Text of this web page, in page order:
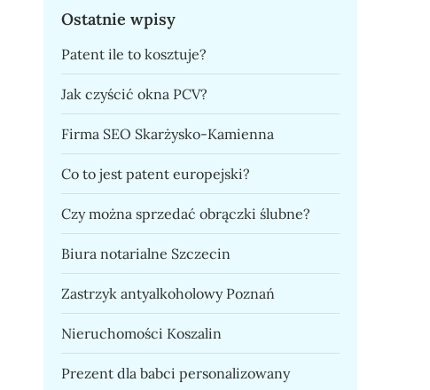
Ostatnie wpisy
Patent ile to kosztuje?
Jak czyścić okna PCV?
Firma SEO Skarżysko-Kamienna
Co to jest patent europejski?
Czy można sprzedać obrączki ślubne?
Biura notarialne Szczecin
Zastrzyk antyalkoholowy Poznań
Nieruchomości Koszalin
Prezent dla babci personalizowany